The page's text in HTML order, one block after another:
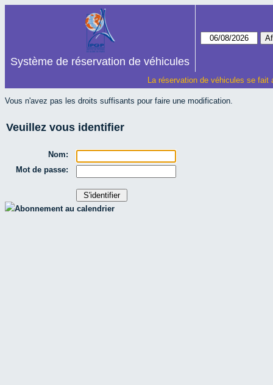
Système de réservation de véhicules
La réservation de véhicules se
Vous n'avez pas les droits suffisants pour faire une modification.
Veuillez vous identifier
Nom:
Mot de passe:
Abonnement au calendrier